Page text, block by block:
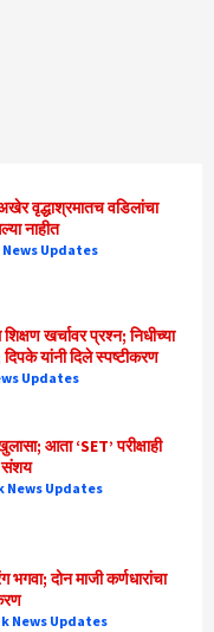
वृद्धाश्रमातच वडिलांचा
नाहीत
Updates
खर्चावर प्रश्न; निधीच्या
दिपके यांनी दिले स्पष्टीकरण
Updates
आता ‘SET’ परीक्षाही
संशय
News Updates
भगवा; दोन माजी कर्णधारांचा
News Updates